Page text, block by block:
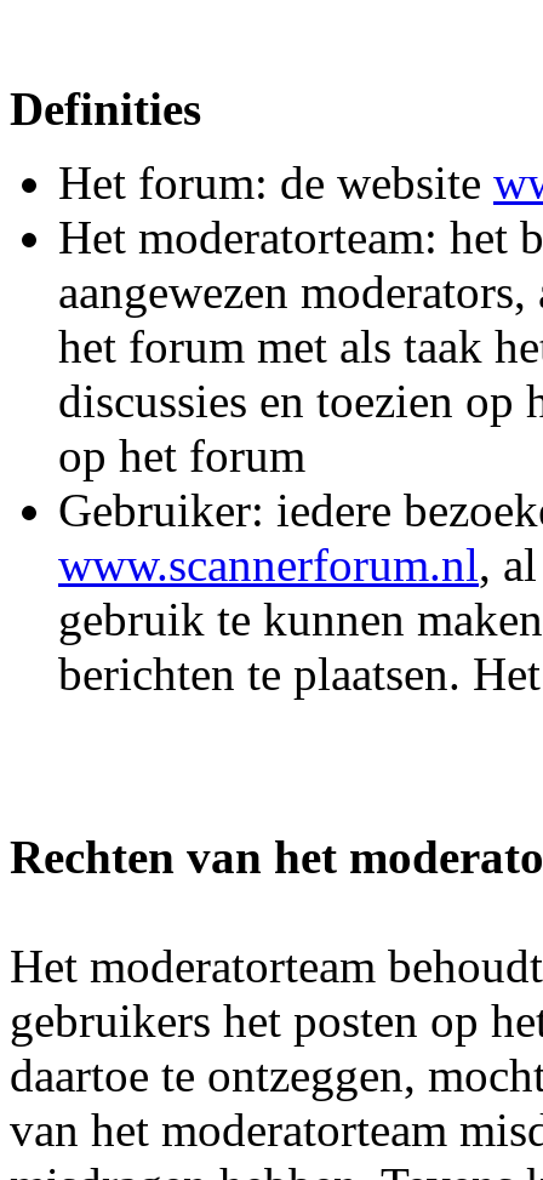
Definities
Het forum: de website
Het moderatorteam: het
aangewezen
het forum met als taak
discussies en toezien op
op het forum
Gebruiker: iedere
www.scannerforum.nl,
gebruik te kunnen
berichten te plaatsen.
Rechten van het
Het moderatorteam
gebruikers het posten op
daartoe te ontzeggen,
van het moderatorteam